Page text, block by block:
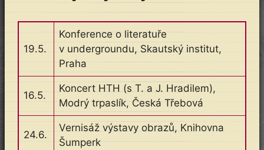
19.5.
Konference o literatuře
v undergroundu, Skautský institut,
Praha
16.5.
Koncert HTH (s T. a J. Hradilem),
Modrý trpaslík, Česká Třebová
24.6.
Vernisáž výstavy obrazů, Knihovna
Šumperk